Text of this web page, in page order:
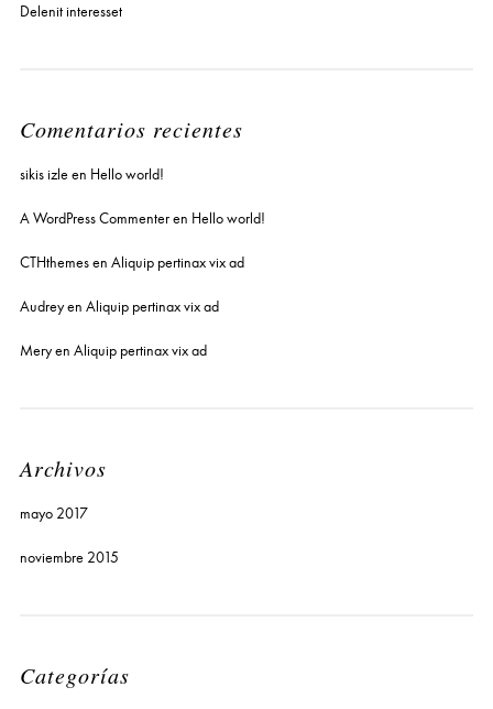
Delenit interesset
Comentarios recientes
sikis izleen Hello world!
A WordPress Commenteren Hello world!
CTHthemesen Aliquip pertinax vix ad
Audreyen Aliquip pertinax vix ad
Meryen Aliquip pertinax vix ad
Archivos
mayo 2017
noviembre 2015
Categorías